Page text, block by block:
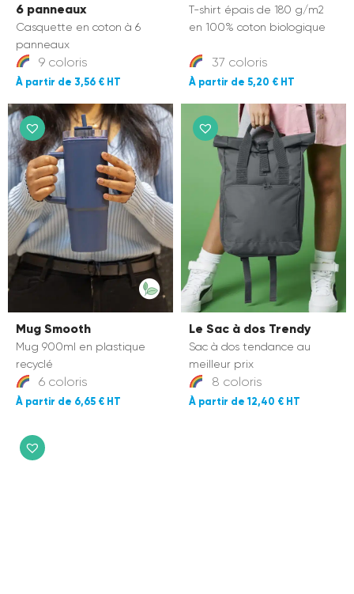
6 panneaux
Casquette en coton à 6
panneaux
9 coloris
3,56 €
T-shirt épais de 180 g/m2
en 100% coton biologique
37 coloris
5,20 €
Mug Smooth
Mug 900ml en plastique
recyclé
6 coloris
6,65 €
Le Sac à dos Trendy
Sac à dos tendance au
meilleur prix
8 coloris
12,40 €